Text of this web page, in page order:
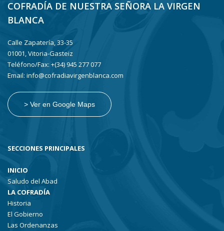
COFRADÍA DE NUESTRA SEÑORA LA VIRGEN
BLANCA
Calle Zapatería, 33-35
01001, Vitoria-Gasteiz
Teléfono/Fax: +(34) 945 277 077
Email: info@cofradiavirgenblanca.com
> Ver en Google Maps
SECCIONES PRINCIPALES
INICIO
Saludo del Abad
LA COFRADÍA
Historia
El Gobierno
Las Ordenanzas